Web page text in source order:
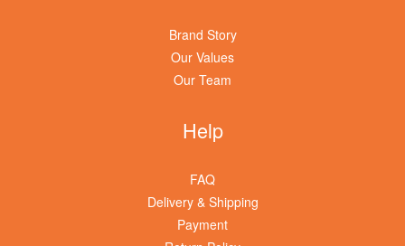
Brand Story
Our Values
Our Team
Help
FAQ
Delivery & Shipping
Payment